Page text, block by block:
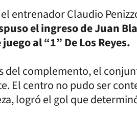
entrenador Claudio
el ingreso de Juan
al “1” De Los Reyes.
del complemento, el
El centro no pudo ser
logró el gol que